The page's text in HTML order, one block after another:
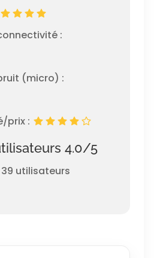
:
(micro) :
prix :
4.0/5
utilisateurs